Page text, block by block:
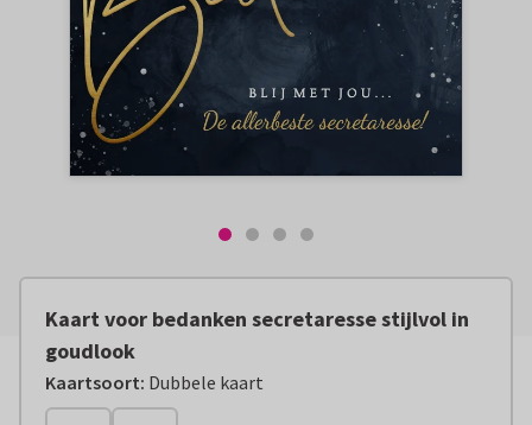
Kaart voor bedanken secretaresse stijlvol in
goudlook
Kaartsoort: Dubbele kaart